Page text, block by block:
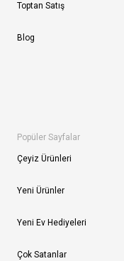
Toptan Satış
Blog
Popüler Sayfalar
Çeyiz Ürünleri
Yeni Ürünler
Yeni Ev Hediyeleri
Çok Satanlar